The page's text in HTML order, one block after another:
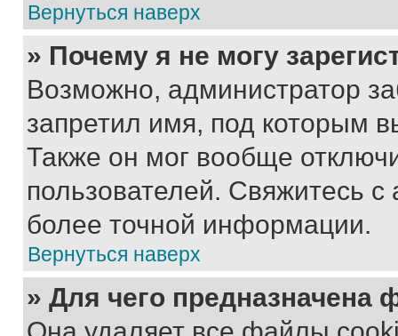
Вернуться наверх
» Почему я не могу
Возможно, администратор
запретил имя, под которым
Также он мог вообще
пользователей. Свяжитесь
более точной информации.
Вернуться наверх
» Для чего предназначена